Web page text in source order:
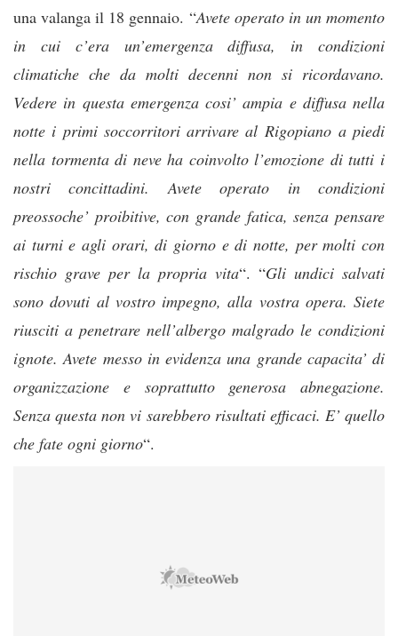
una valanga il 18 gennaio. “Avete operato in un momento
in cui c’era un’emergenza diffusa, in condizioni
climatiche che da molti decenni non si ricordavano.
Vedere in questa emergenza cosi’ ampia e diffusa nella
notte i primi soccorritori arrivare al Rigopiano a piedi
nella tormenta di neve ha coinvolto l’emozione di tutti i
nostri concittadini. Avete operato in condizioni
preossoche’ proibitive, con grande fatica, senza pensare
ai turni e agli orari, di giorno e di notte, per molti con
rischio grave per la propria vita“. “Gli undici salvati
sono dovuti al vostro impegno, alla vostra opera. Siete
riusciti a penetrare nell’albergo malgrado le condizioni
ignote. Avete messo in evidenza una grande capacita’ di
organizzazione e soprattutto generosa abnegazione.
Senza questa non vi sarebbero risultati efficaci. E’ quello
che fate ogni giorno“.